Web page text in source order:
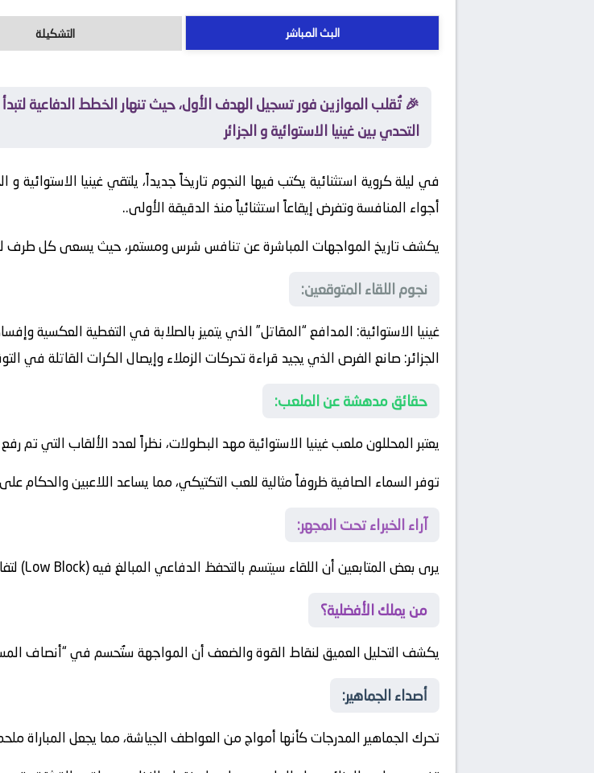
البث المباشر التشكيلة
🎉 تُقلب الموازين فور تسجيل الهدف الأول، حيث تنهار الخطط الدفاعية
التحدي بين غينيا الاستوائية و الجزائر
في ليلة كروية استثنائية يكتب فيها النجوم تاريخاً جديداً، يلتقيغينيا الاستوائيةو
أجواء المنافسة وتفرض إيقاعاً استثنائياً منذ الدقيقة الأولى..
يكشف تاريخ المواجهات المباشرة عن تنافس شرس ومستمر، حيث يسعى كل طرف
نجوم اللقاء المتوقعين:
غينيا الاستوائية: المدافع “المقاتل” الذي يتميز بالصلابة في التغطية العكسية
الجزائر:صانع الفرص الذي يجيد قراءة تحركات الزملاء وإيصال الكرات القاتلة في
حقائق مدهشة عن الملعب:
يعتبر المحللون ملعب غينيا الاستوائية مهد البطولات، نظراً لعدد الألقاب التي تم
توفر السماء الصافية ظروفاً مثالية للعب التكتيكي، مما يساعد اللاعبين والحكام
آراء الخبراء تحت المجهر:
يرى بعض المتابعين أن اللقاء سيتسم بالتحفظ الدفاعي المبالغ فيه (Low Block) لتفادي استقبال هدف مبكر يربك الحسابات
من يملك الأفضلية؟
يكشف التحليل العميق لنقاط القوة والضعف أن المواجهة ستُحسم في “أنصاف
أصداء الجماهير:
تحرك الجماهير المدرجات كأنها أمواج من العواطف الجياشة، مما يجعل المباراة